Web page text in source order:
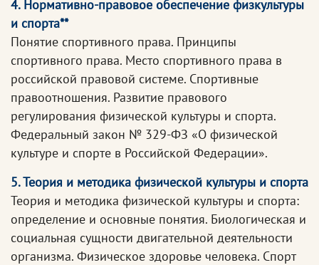
4. Нормативно-правовое обеспечение физкультуры
и спорта**
Понятие спортивного права. Принципы
спортивного права. Место спортивного права в
российской правовой системе. Спортивные
правоотношения. Развитие правового
регулирования физической культуры и спорта.
Федеральный закон № 329-ФЗ «О физической
культуре и спорте в Российской Федерации».
5. Теория и методика физической культуры и спорта
Теория и методика физической культуры и спорта:
определение и основные понятия. Биологическая и
социальная сущности двигательной деятельности
организма. Физическое здоровье человека. Спорт